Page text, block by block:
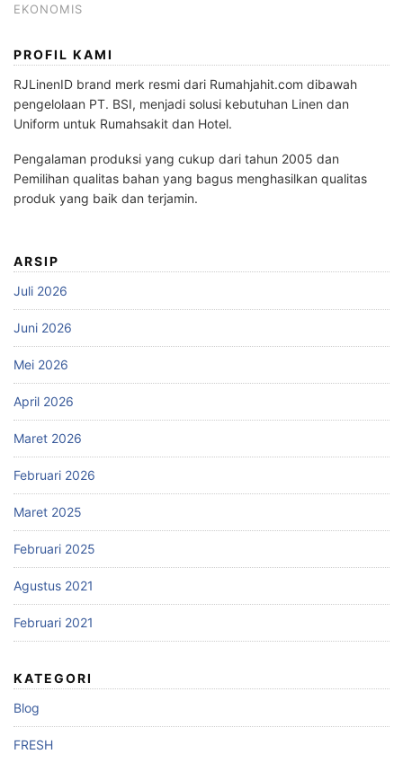
EKONOMIS
PROFIL KAMI
RJLinenID brand merk resmi dari Rumahjahit.com dibawah
pengelolaan PT. BSI, menjadi solusi kebutuhan Linen dan
Uniform untuk Rumahsakit dan Hotel.
Pengalaman produksi yang cukup dari tahun 2005 dan
Pemilihan qualitas bahan yang bagus menghasilkan qualitas
produk yang baik dan terjamin.
ARSIP
Juli 2026
Juni 2026
Mei 2026
April 2026
Maret 2026
Februari 2026
Maret 2025
Februari 2025
Agustus 2021
Februari 2021
KATEGORI
Blog
FRESH